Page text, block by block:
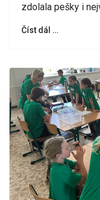
zdolala pešky i
Číst dál …